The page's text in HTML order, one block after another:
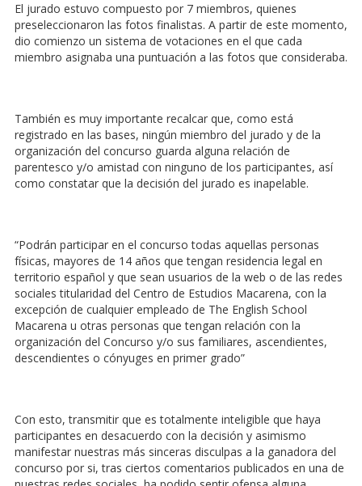
El jurado estuvo compuesto por 7 miembros, quienes
preseleccionaron las fotos finalistas. A partir de este momento,
dio comienzo un sistema de votaciones en el que cada
miembro asignaba una puntuación a las fotos que consideraba.
También es muy importante recalcar que, como está
registrado en las bases, ningún miembro del jurado y de la
organización del concurso guarda alguna relación de
parentesco y/o amistad con ninguno de los participantes, así
como constatar que la decisión del jurado es inapelable.
“Podrán participar en el concurso todas aquellas personas
físicas, mayores de 14 años que tengan residencia legal en
territorio español y que sean usuarios de la web o de las redes
sociales titularidad del Centro de Estudios Macarena, con la
excepción de cualquier empleado de The English School
Macarena u otras personas que tengan relación con la
organización del Concurso y/o sus familiares, ascendientes,
descendientes o cónyuges en primer grado”
Con esto, transmitir que es totalmente inteligible que haya
participantes en desacuerdo con la decisión y asimismo
manifestar nuestras más sinceras disculpas a la ganadora del
concurso por si, tras ciertos comentarios publicados en una de